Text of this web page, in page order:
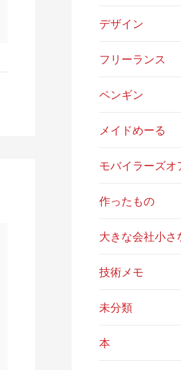
デザイン
フリーランス
ペンギン
メイドめーる
モバイラーズオ
作ったもの
大きな会社小さ
技術メモ
未分類
本